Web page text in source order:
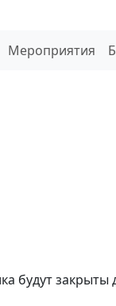
Мероприятия
будут закрыты